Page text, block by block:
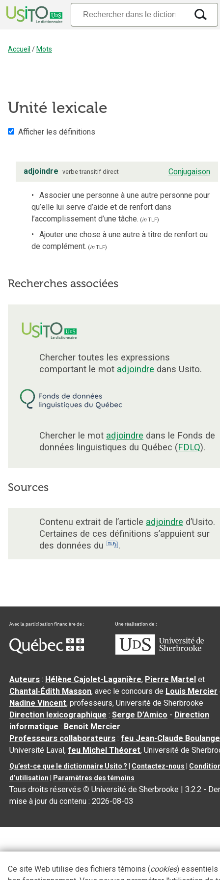
Accueil / Mots
Unité lexicale
Afficher les définitions
adjoindre verbe transitif direct Conjugaison
Associer une personne à une autre personne pour
qu’elle lui serve d’aide et de renfort dans
l’accomplissement d’une tâche. (inTLF)
Ajouter une chose à une autre à titre de renfort ou
de complément. (inTLF)
Recherches associées
Chercher toutes les expressions
comportant le mot adjoindre dans Usito.
Chercher le mot adjoindre dans le Fonds de
données linguistiques du Québec (FDLQ).
Sources
Contenu extrait de l’article adjoindre d’Usito.
Certaines de ces définitions s’appuient sur
des données du
.
Auteurs : Hélène Cajolet-Laganière, Pierre Martel et
Chantal‑Édith Masson, avec le concours de Louis Mercier
Nadine Vincent, professeurs, Université de Sherbrooke
Direction lexicographique :Serge D’Amico - Direction
informatique : Benoit Mercier
Professeurs collaborateurs :feu Jean-Claude
Université Laval,feu Michel Théoret, Université de
Qu’est-ce que le dictionnaire Usito ? Contactez-nous
d’utilisation
Paramètres des témoins
Tous droits réservés © Université de Sherbrooke |3.2.2 -
mise à jour du contenu :2026-08-03
Ce site Web utilise des fichiers témoins (cookies) essentiels